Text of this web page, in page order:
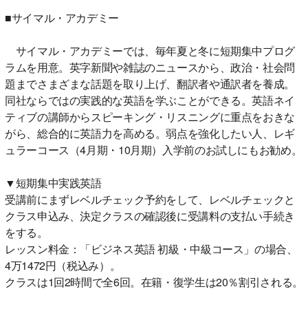
■サイマル・アカデミー
サイマル・アカデミーでは、毎年夏と冬に短期集中プログ
ラムを用意。英字新聞や雑誌のニュースから、政治・社会問
題までさまざまな話題を取り上げ、翻訳者や通訳者を養成。
同社ならではの実践的な英語を学ぶことができる。英語ネイ
ティブの講師からスピーキング・リスニングに重点をおきな
がら、総合的に英語力を高める。弱点を強化したい人、レギ
ュラーコース（4月期・10月期）入学前のお試しにもお勧め。
▼短期集中実践英語
受講前にまずレベルチェック予約をして、レベルチェックと
クラス申込み、決定クラスの確認後に受講料の支払い手続き
をする。
レッスン料金：「ビジネス英語 初級・中級コース」の場合、
4万1472円（税込み）。
クラスは1回2時間で全6回。在籍・復学生は20％割引される。